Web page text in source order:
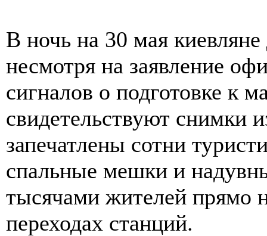
В ночь на 30 мая
несмотря на заявление
сигналов о подготовке к
свидетельствуют снимки
запечатлены сотни
спальные мешки и
тысячами жителей прямо
переходах станций.